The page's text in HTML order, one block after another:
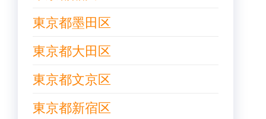
東京都墨田区
東京都大田区
東京都文京区
東京都新宿区